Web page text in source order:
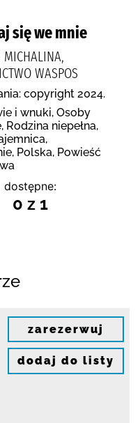
się we mnie
MICHALINA,
WASPOS
copyright 2024.
i wnuki, Osoby
Rodzina niepełna,
Polska, Powieść
dostępne:
0 z 1
zarezerwuj
dodaj do listy